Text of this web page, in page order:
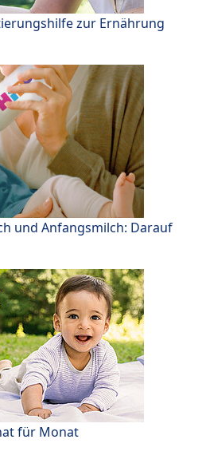
zur Ernährung
und Anfangsmilch: Darauf
für Monat